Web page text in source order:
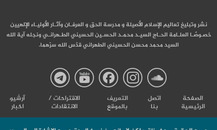
نشر وتبليغ تعاليم الإسلام الأصيلة و مدرسة الحق و العرفـان وآثـار الأوليـاء الإلهيين
خصـوصًـا العلـامة الحـاج السيـد محمـد الحسـين الحسيني الطـهرانـي ونجله آية الله
السيد محمد محسن الحسيني الطهراني قدّس الله سرّهما.
صفحة
صفحة
صفحة
صفحة
الصفحة
الرئيسية
اتصل
بنا
التعریف
بالموقع
الاقتراحات /
الانتقادات
آرشیو
اخبار